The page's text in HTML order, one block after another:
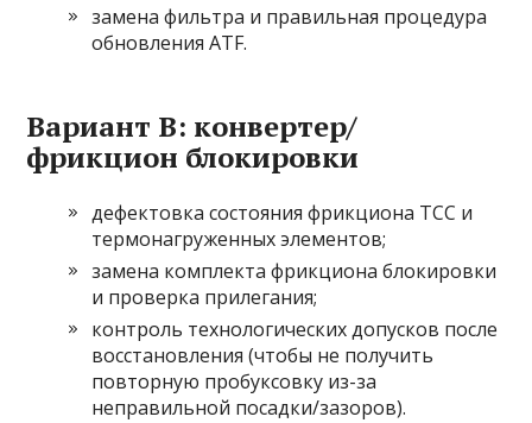
замена фильтра и правильная процедура
обновления ATF.
Вариант B: конвертер/
фрикцион блокировки
дефектовка состояния фрикциона TCC и
термонагруженных элементов;
замена комплекта фрикциона блокировки
и проверка прилегания;
контроль технологических допусков после
восстановления (чтобы не получить
повторную пробуксовку из-за
неправильной посадки/зазоров).